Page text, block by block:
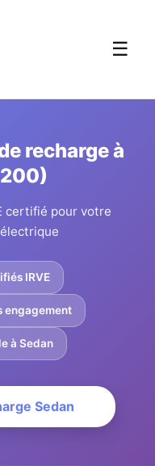
☰
recharge à
certifié pour votre
IRVE
engagement
à Sedan
Sedan